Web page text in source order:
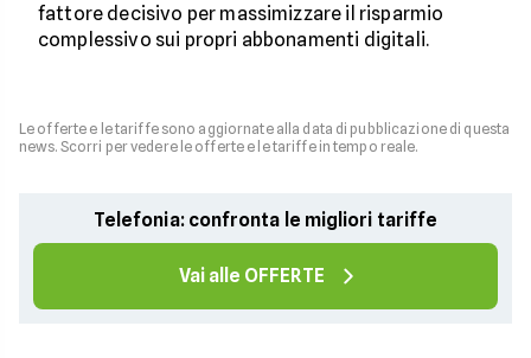
fattore decisivo per massimizzare il risparmio
complessivo sui propri abbonamenti digitali.
Le offerte e le tariffe sono aggiornate alla data di pubblicazione di questa
news. Scorri per vedere le offerte e le tariffe in tempo reale.
Telefonia: confronta le migliori tariffe
Vai alle OFFERTE